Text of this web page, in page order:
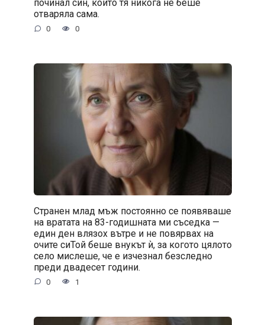
починал син, които тя никога не беше
отваряла сама.
0 0
Странен млад мъж постоянно се появяваше
на вратата на 83-годишната ми съседка —
един ден влязох вътре и не повярвах на
очите сиТой беше внукът ѝ, за когото цялото
село мислеше, че е изчезнал безследно
преди двадесет години.
0 1